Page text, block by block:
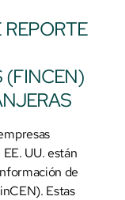
REPORTE
(FINCEN)
UU. están
de
Estas